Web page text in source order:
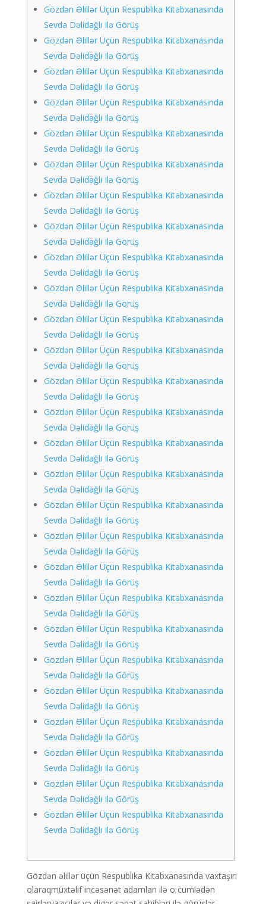
Gözdən Əlillər Üçün Respublika Kitabxanasında
Sevda Dəlidağlı Ilə Görüş
Gözdən Əlillər Üçün Respublika Kitabxanasında
Sevda Dəlidağlı Ilə Görüş
Gözdən Əlillər Üçün Respublika Kitabxanasında
Sevda Dəlidağlı Ilə Görüş
Gözdən Əlillər Üçün Respublika Kitabxanasında
Sevda Dəlidağlı Ilə Görüş
Gözdən Əlillər Üçün Respublika Kitabxanasında
Sevda Dəlidağlı Ilə Görüş
Gözdən Əlillər Üçün Respublika Kitabxanasında
Sevda Dəlidağlı Ilə Görüş
Gözdən Əlillər Üçün Respublika Kitabxanasında
Sevda Dəlidağlı Ilə Görüş
Gözdən Əlillər Üçün Respublika Kitabxanasında
Sevda Dəlidağlı Ilə Görüş
Gözdən Əlillər Üçün Respublika Kitabxanasında
Sevda Dəlidağlı Ilə Görüş
Gözdən Əlillər Üçün Respublika Kitabxanasında
Sevda Dəlidağlı Ilə Görüş
Gözdən Əlillər Üçün Respublika Kitabxanasında
Sevda Dəlidağlı Ilə Görüş
Gözdən Əlillər Üçün Respublika Kitabxanasında
Sevda Dəlidağlı Ilə Görüş
Gözdən Əlillər Üçün Respublika Kitabxanasında
Sevda Dəlidağlı Ilə Görüş
Gözdən Əlillər Üçün Respublika Kitabxanasında
Sevda Dəlidağlı Ilə Görüş
Gözdən Əlillər Üçün Respublika Kitabxanasında
Sevda Dəlidağlı Ilə Görüş
Gözdən Əlillər Üçün Respublika Kitabxanasında
Sevda Dəlidağlı Ilə Görüş
Gözdən Əlillər Üçün Respublika Kitabxanasında
Sevda Dəlidağlı Ilə Görüş
Gözdən Əlillər Üçün Respublika Kitabxanasında
Sevda Dəlidağlı Ilə Görüş
Gözdən Əlillər Üçün Respublika Kitabxanasında
Sevda Dəlidağlı Ilə Görüş
Gözdən Əlillər Üçün Respublika Kitabxanasında
Sevda Dəlidağlı Ilə Görüş
Gözdən Əlillər Üçün Respublika Kitabxanasında
Sevda Dəlidağlı Ilə Görüş
Gözdən Əlillər Üçün Respublika Kitabxanasında
Sevda Dəlidağlı Ilə Görüş
Gözdən Əlillər Üçün Respublika Kitabxanasında
Sevda Dəlidağlı Ilə Görüş
Gözdən Əlillər Üçün Respublika Kitabxanasında
Sevda Dəlidağlı Ilə Görüş
Gözdən Əlillər Üçün Respublika Kitabxanasında
Sevda Dəlidağlı Ilə Görüş
Gözdən Əlillər Üçün Respublika Kitabxanasında
Sevda Dəlidağlı Ilə Görüş
Gözdən Əlillər Üçün Respublika Kitabxanasında
Sevda Dəlidağlı Ilə Görüş
Gözdən əlillər üçün Respublika Kitabxanasında vaxtaşırı
olaraqmüxtəlif incəsənət adamları ilə o cümlədən